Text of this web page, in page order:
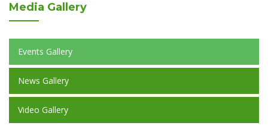
Media Gallery
Events Gallery
News Gallery
Video Gallery